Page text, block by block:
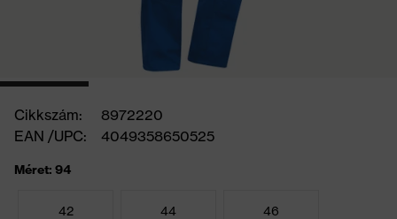
Cikkszám:
8972220
EAN /UPC:
4049358650525
Méret: 94
42 44 46